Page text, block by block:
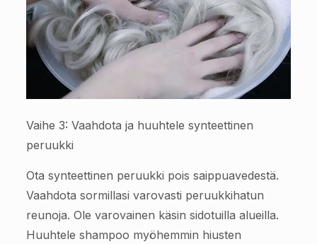
Vaihe 3: Vaahdota ja huuhtele synteettinen
peruukki
Ota synteettinen peruukki pois saippuavedestä.
Vaahdota sormillasi varovasti peruukkihatun
reunoja. Ole varovainen käsin sidotuilla alueilla.
Huuhtele shampoo myöhemmin hiusten